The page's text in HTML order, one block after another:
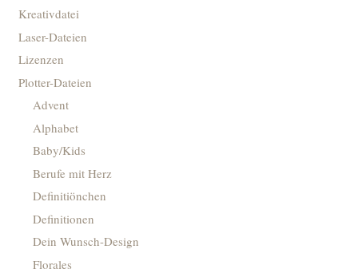
Kreativdatei
Laser-Dateien
Lizenzen
Plotter-Dateien
Advent
Alphabet
Baby/Kids
Berufe mit Herz
Definitiönchen
Definitionen
Dein Wunsch-Design
Florales